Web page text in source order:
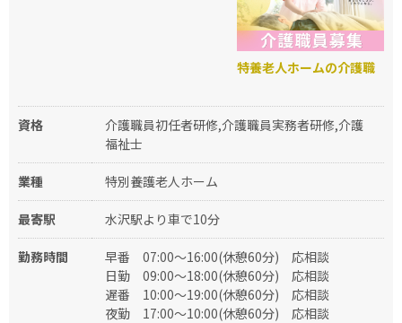
特養老人ホームの介護職
資格
介護職員初任者研修,介護職員実務者研修,介護
福祉士
業種 特別養護老人ホーム
最寄駅 水沢駅より車で10分
勤務時間 早番 07:00～16:00(休憩60分)
応相談
日勤
09:00～18:00(休憩60分)
応相談
遅番
10:00～19:00(休憩60分)
応相談
夜勤
17:00～10:00(休憩60分) 応相談